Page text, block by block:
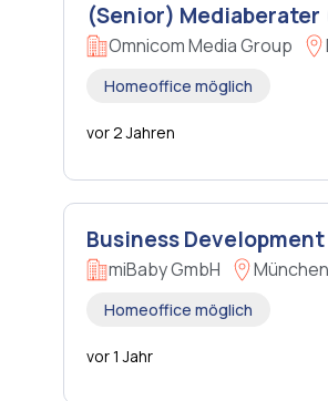
(Senior) Mediaberater
Omnicom Media Group
Homeoffice möglich
vor 2 Jahren
Business
miBaby GmbH München
Homeoffice möglich
vor 1 Jahr